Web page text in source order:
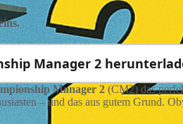
Manager 2
Manager 2 (CM2) das
– und das aus gutem Grund.